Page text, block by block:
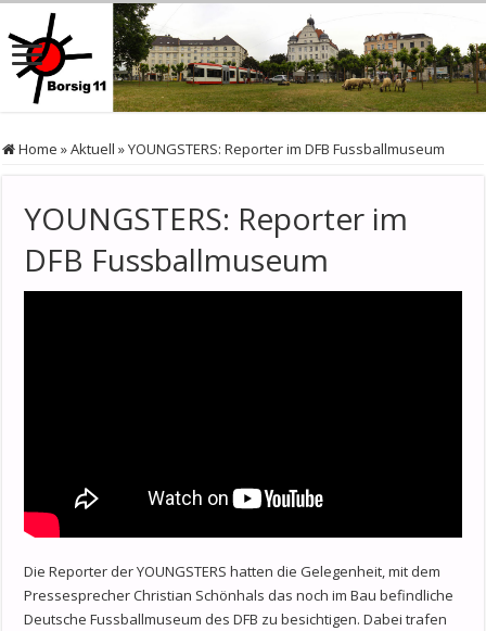
Home »Aktuell »YOUNGSTERS: Reporter im DFB Fussballmuseum
YOUNGSTERS: Reporter im
DFB Fussballmuseum
Die Reporter der YOUNGSTERS hatten die Gelegenheit, mit dem
Pressesprecher Christian Schönhals das noch im Bau befindliche
Deutsche Fussballmuseum des DFB zu besichtigen. Dabei trafen